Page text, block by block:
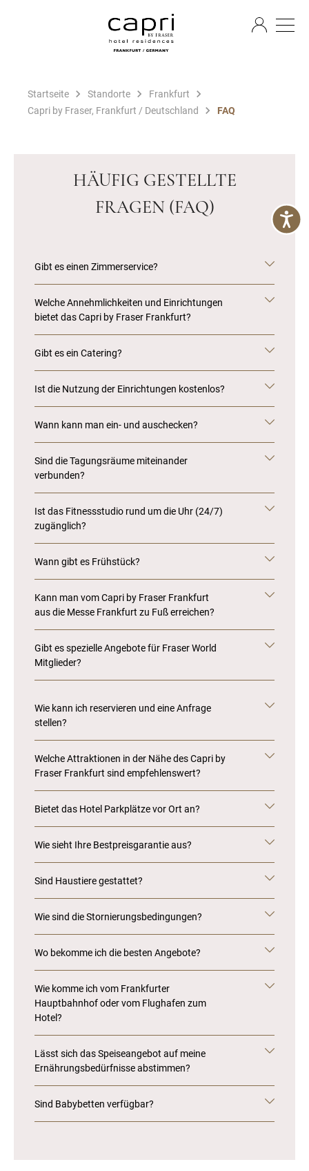
Startseite Standorte
Frankfurt
Capri by Fraser, Frankfurt / Deutschland
FAQ
HÄUFIG GESTELLTE
FRAGEN (FAQ)
Gibt es einen Zimmerservice?
Welche Annehmlichkeiten und Einrichtungen
bietet das Capri by Fraser Frankfurt?
Gibt es ein Catering?
Ist die Nutzung der Einrichtungen kostenlos?
Wann kann man ein- und auschecken?
Sind die Tagungsräume miteinander
verbunden?
Ist das Fitnessstudio rund um die Uhr (24/7)
zugänglich?
Wann gibt es Frühstück?
Kann man vom Capri by Fraser Frankfurt
aus die Messe Frankfurt zu Fuß erreichen?
Gibt es spezielle Angebote für Fraser World
Mitglieder?
Wie kann ich reservieren und eine Anfrage
stellen?
Welche Attraktionen in der Nähe des Capri by
Fraser Frankfurt sind empfehlenswert?
Bietet das Hotel Parkplätze vor Ort an?
Wie sieht Ihre Bestpreisgarantie aus?
Sind Haustiere gestattet?
Wie sind die Stornierungsbedingungen?
Wo bekomme ich die besten Angebote?
Wie komme ich vom Frankfurter
Hauptbahnhof oder vom Flughafen zum
Hotel?
Lässt sich das Speiseangebot auf meine
Ernährungsbedürfnisse abstimmen?
Sind Babybetten verfügbar?